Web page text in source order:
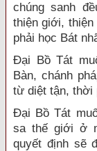
chúng sanh
thiện giới,
phải học Bát
Đại Bồ Tát
Bàn, chánh
từ diệt tận, thời
Đại Bồ Tát
sa thế giới ở
quyết định sẽ